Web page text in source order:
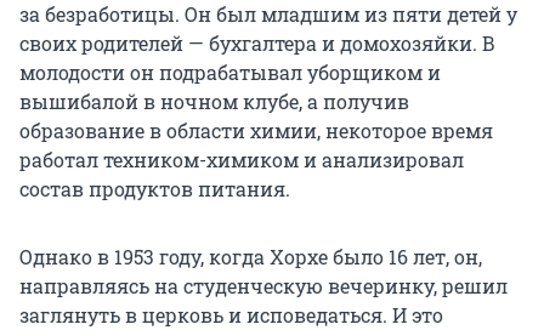
за безработицы. Он был младшим из пяти детей у
своих родителей — бухгалтера и домохозяйки. В
молодости он подрабатывал уборщиком и
вышибалой в ночном клубе, а получив
образование в области химии, некоторое время
работал техником-химиком и анализировал
состав продуктов питания.
Однако в 1953 году, когда Хорхе было 16 лет, он,
направляясь на студенческую вечеринку, решил
заглянуть в церковь и исповедаться. И это